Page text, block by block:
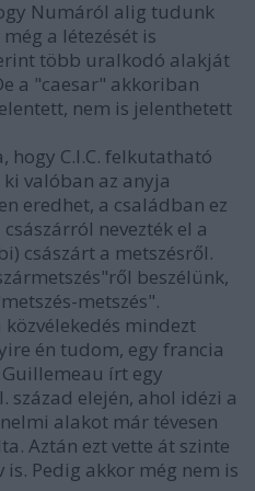
Numáról alig tudunk
a létezését is
több uralkodó alakját
a "caesar" akkoriban
nem is jelenthetett
hogy C.I.C. felkutatható
valóban az anyja
eredhet, a családban ez
nevezték el a
császárt a metszésről.
beszélünk,
metszés".
mindezt
én tudom, egy francia
Guillemeau írt egy
század elején, ahol idézi a
alakot már tévesen
Aztán ezt vette át szinte
Pedig akkor még nem is